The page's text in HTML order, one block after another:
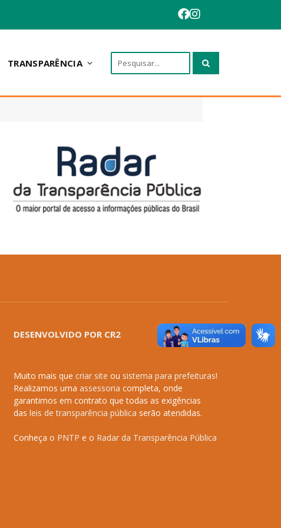
TRANSPARÊNCIA
DESENVOLVIDO POR CR2
Muito mais que criar site ou sistema para prefeituras!
Realizamos uma assessoria completa, onde
garantimos em contrato que todas as exigências
das leis de transparência pública serão atendidas.
Conheça o PNTP e o Radar da Transparência Pública